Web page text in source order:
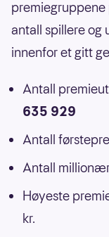
premiegruppene
antall spillere og
innenfor et gitt
Antall
635 929
Antall
Antall
Høyeste
kr.